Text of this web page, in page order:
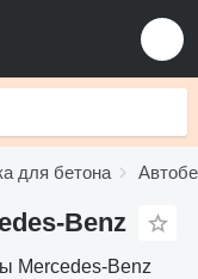
для бетона
Benz
Mercedes-Benz